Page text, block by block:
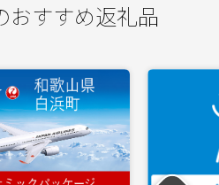
おすすめ返礼品